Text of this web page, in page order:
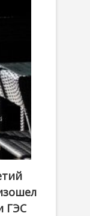
ГЭС